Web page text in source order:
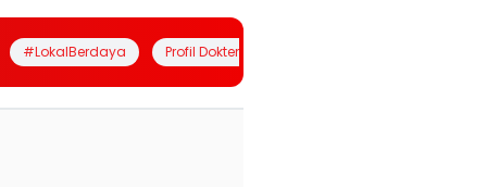
#LokalBerdaya Profil Dokter